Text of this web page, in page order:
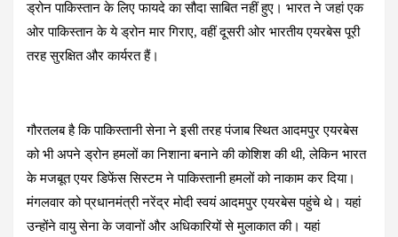
ड्रोन पाकिस्तान के लिए फायदे का सौदा साबित नहीं हुए। भारत ने जहां एक
ओर पाकिस्तान के ये ड्रोन मार गिराए, वहीं दूसरी ओर भारतीय एयरबेस पूरी
तरह सुरक्षित और कार्यरत हैं।
गौरतलब है कि पाकिस्तानी सेना ने इसी तरह पंजाब स्थित आदमपुर एयरबेस
को भी अपने ड्रोन हमलों का निशाना बनाने की कोशिश की थी, लेकिन भारत
के मजबूत एयर डिफेंस सिस्टम ने पाकिस्तानी हमलों को नाकाम कर दिया।
मंगलवार को प्रधानमंत्री नरेंद्र मोदी स्वयं आदमपुर एयरबेस पहुंचे थे। यहां
उन्होंने वायु सेना के जवानों और अधिकारियों से मुलाकात की। यहां